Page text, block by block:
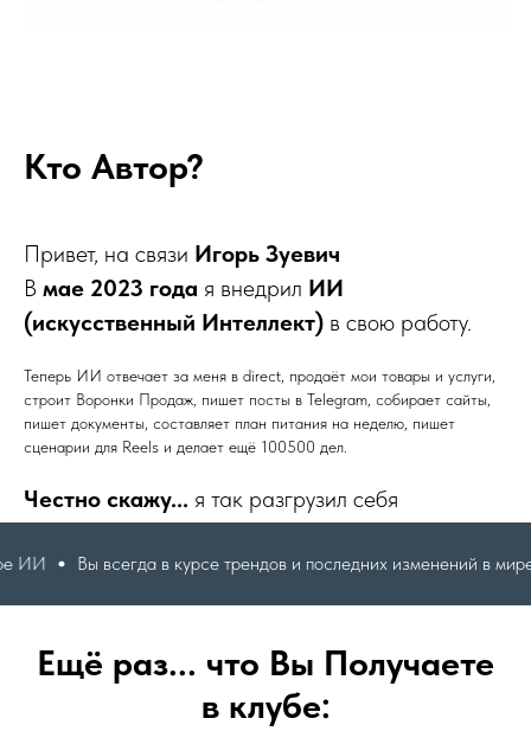
Кто Автор?
Привет, на связи Игорь Зуевич
В мае 2023 года я внедрил ИИ
(искусственный Интеллект) в свою работу.
Теперь ИИ отвечает за меня в direct, продаёт мои товары и услуги,
строит Воронки Продаж, пишет посты в Telegram, собирает сайты,
пишет документы, составляет план питания на неделю, пишет
сценарии для Reels и делает ещё 100500 дел.
Честно скажу... я так разгрузил себя
Вы всегда в курсе трендов и последних изменений в мире ИИ
Ещё раз... что Вы Получаете
в клубе: